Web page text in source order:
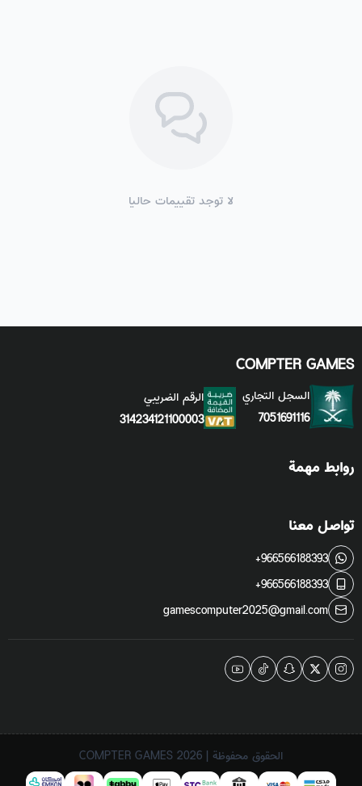
لا توجد تقييمات حاليا
COMPTER GAMES
السجل التجاري
7051691116
الرقم الضريبي
314234121100003
روابط مهمة
تواصل معنا
+966566188393
+966566188393
gamescomputer2025@gmail.com
الحقوق محفوظة | 2026 COMPTER GAMES